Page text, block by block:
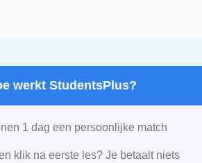
werkt StudentsPlus?
1 dag een persoonlijke match
klik na eerste les? Je betaalt niets